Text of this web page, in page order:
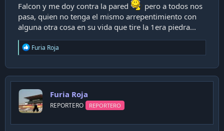
Falcon y me doy contra la pared
pero a todos nos
pasa, quien no tenga el mismo arrepentimiento con
alguna otra cosa en su vida que tire la 1era piedra...
R
e
c
t
o
n
s
Furia Roja
Furia Roja
REPORTERO REPORTERO